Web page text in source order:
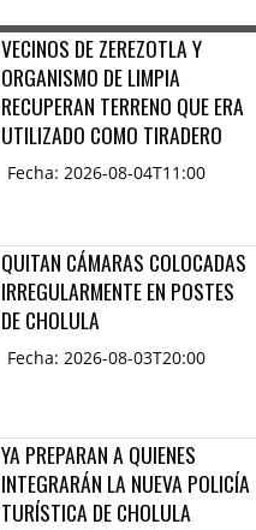
VECINOS DE ZEREZOTLA Y
ORGANISMO DE LIMPIA
RECUPERAN TERRENO QUE ERA
UTILIZADO COMO TIRADERO
Fecha: 2026-08-04T11:00
QUITAN CÁMARAS COLOCADAS
IRREGULARMENTE EN POSTES
DE CHOLULA
Fecha: 2026-08-03T20:00
YA PREPARAN A QUIENES
INTEGRARÁN LA NUEVA POLICÍA
TURÍSTICA DE CHOLULA